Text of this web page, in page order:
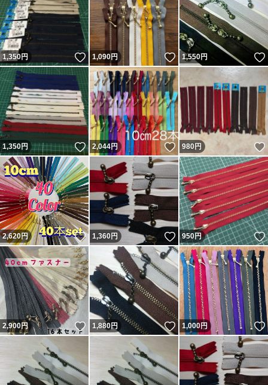
1,350円 いいね！
1,090円 いいね！
1,550円
1,350円 いいね！
2,044円 いいね！
980円
2,620円 いいね！
1,360円 いいね！
950円
2,900円 いいね！
1,880円 いいね！
1,000円